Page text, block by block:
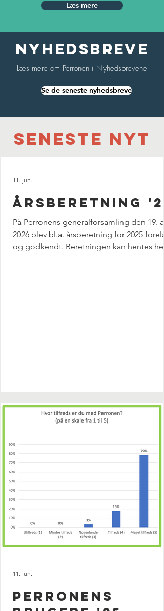
Læs mere
nyhedsbreve
Læs mere om Perronen i Nyhedsbrevene
Se de seneste nyhedsbreve
seneste nyt
Årsberetning
På Perronens generalforsamling den 19.
2026 blev bl.a. årsberetning for 2025
og godkendt. Beretningen kan hentes her:
11. jun.
Perronens
11. jun.